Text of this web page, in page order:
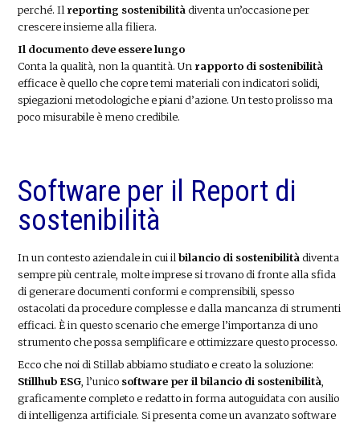
perché. Il reporting sostenibilità diventa un’occasione per
crescere insieme alla filiera.
Il documento deve essere lungo
Conta la qualità, non la quantità. Un rapporto di sostenibilità
efficace è quello che copre temi materiali con indicatori solidi,
spiegazioni metodologiche e piani d’azione. Un testo prolisso ma
poco misurabile è meno credibile.
Software per il Report di
sostenibilità
In un contesto aziendale in cui il bilancio di sostenibilità diventa
sempre più centrale, molte imprese si trovano di fronte alla sfida
di generare documenti conformi e comprensibili, spesso
ostacolati da procedure complesse e dalla mancanza di strumenti
efficaci. È in questo scenario che emerge l’importanza di uno
strumento che possa semplificare e ottimizzare questo processo.
Ecco che noi di Stillab abbiamo studiato e creato la soluzione:
Stillhub ESG , l’unico software per il bilancio di sostenibilità
graficamente completo e redatto in forma autoguidata con ausilio
di intelligenza artificiale. Si presenta come un avanzato software